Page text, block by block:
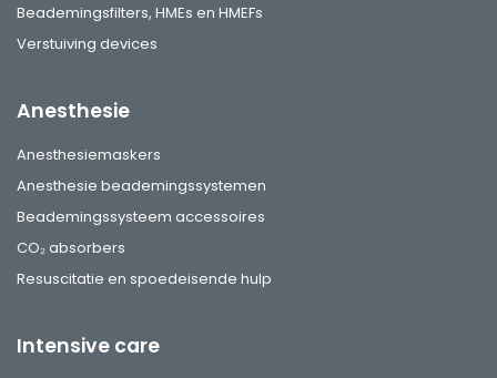
Beademingsfilters, HMEs en HMEFs
Verstuiving devices
Anesthesie
Anesthesiemaskers
Anesthesie beademingssystemen
Beademingssysteem accessoires
CO₂ absorbers
Resuscitatie en spoedeisende hulp
Intensive care